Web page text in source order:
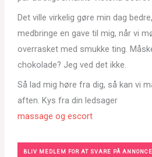
Det ville virkelig gøre min dag
medbringe en gave til mig, når vi
overrasket med smukke ting.
chokolade? Jeg ved det ikke.
Så lad mig høre fra dig, så kan vi
aften. Kys fra din ledsager
massage og escort
BLIV MEDLEM FOR AT SVARE PÅ